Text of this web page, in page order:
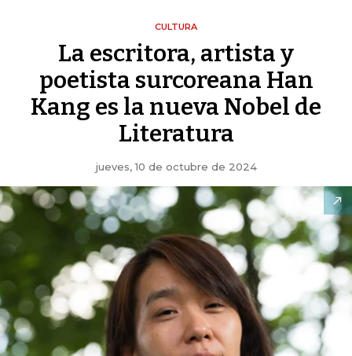
CULTURA
La escritora, artista y
poetista surcoreana Han
Kang es la nueva Nobel de
Literatura
jueves, 10 de octubre de 2024